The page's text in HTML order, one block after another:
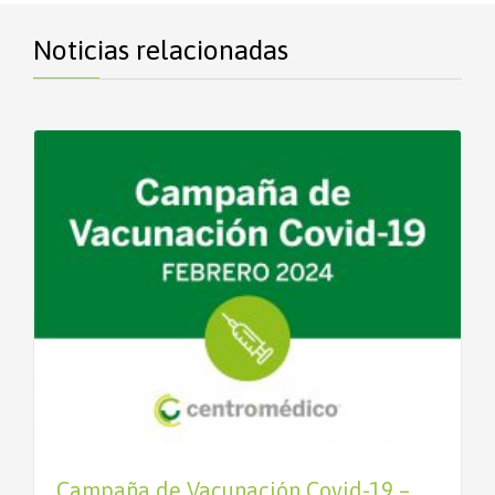
Noticias relacionadas